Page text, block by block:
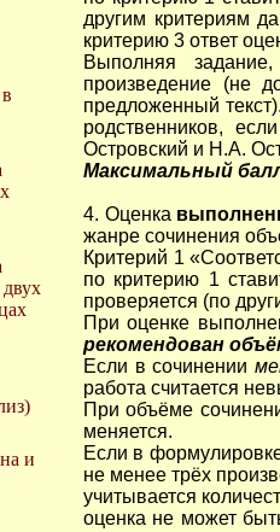
и
другим критериям
критерию 3 ответ
Выполняя
произведение (не
предложенный
родственников,
Островский и Н.А.
Максимальный
4. Оценка
жанре сочинения
Критерий 1
по критерию 1
проверяется (по
При оценке
рекомендован
Если в сочинении
работа считается
При объёме
меняется.
Если в
не менее трёх
учитывается
оценка не может